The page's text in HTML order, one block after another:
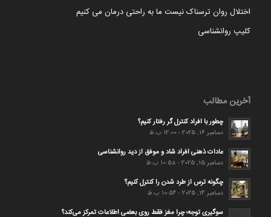
اختلال روان ترسناک نیست ما به راحتی درمان می کنیم
کلیپ روانشناسی
آخرین مطالب
چطور با افراد کنترل گر رفتار کنیم؟
دسامبر 16, 2025 - 12:00 ب.ظ
عادات ذهنی افراد شاد و موفق از دید روانشناسی
دسامبر 15, 2025 - 10:58 ب.ظ
چگونه ترس از طرد شدن را کنترل کنیم؟
دسامبر 14, 2025 - 10:54 ب.ظ
سوگیری توجه؛ چرا مغز فقط روی بعضی اطلاعات تمرکز می‌کند؟